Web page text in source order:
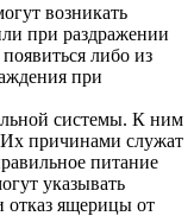
возникать
при раздражении
либо из
при
системы. К ним
Их причинами служат
питание
указывать
отказ ящерицы от